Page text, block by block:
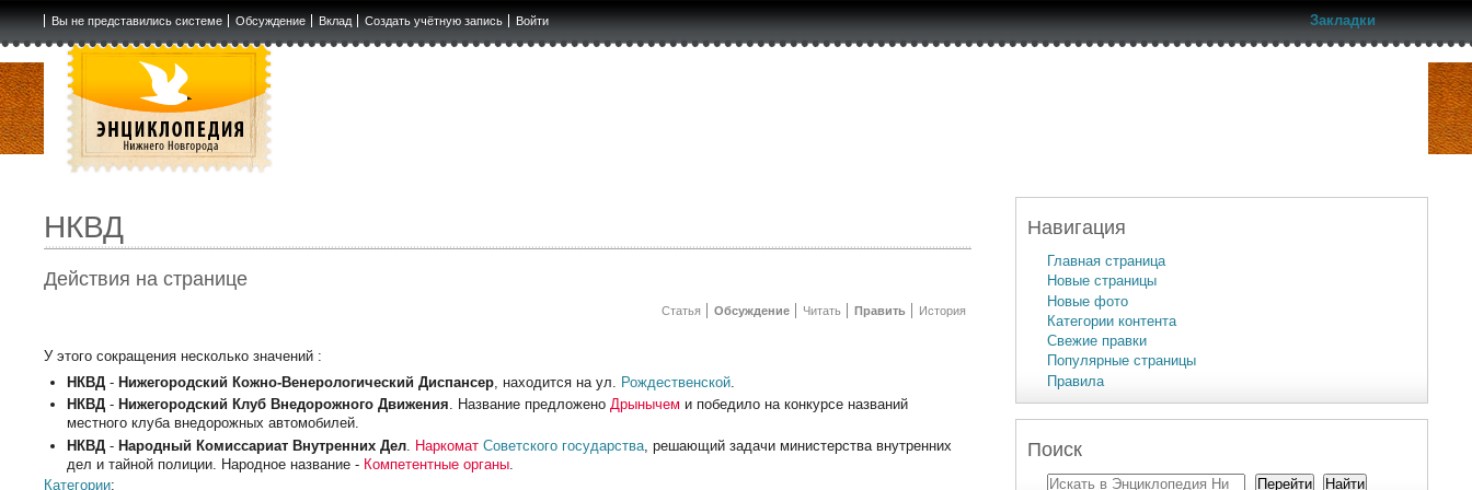
Вы не представились системе Обсуждение Вклад Создать учётную запись Войти Закладки
НКВД
Действия на странице
Статья Обсуждение Читать Править История
У этого сокращения несколько значений :
НКВД- Нижегородский Кожно-Венерологический Диспансер, находится на ул. Рождественской.
НКВД- Нижегородский Клуб Внедорожного Движения. Название предложено Дрынычем и победило на конкурсе названий
местного клуба внедорожных автомобилей.
НКВД- Народный Комиссариат Внутренних Дел. Наркомат Советского государства, решающий задачи министерства внутренних
дел и тайной полиции. Народное название - Компетентные органы.
Категории:
Навигация
Главная страница
Новые страницы
Новые фото
Категории контента
Свежие правки
Популярные страницы
Правила
Поиск